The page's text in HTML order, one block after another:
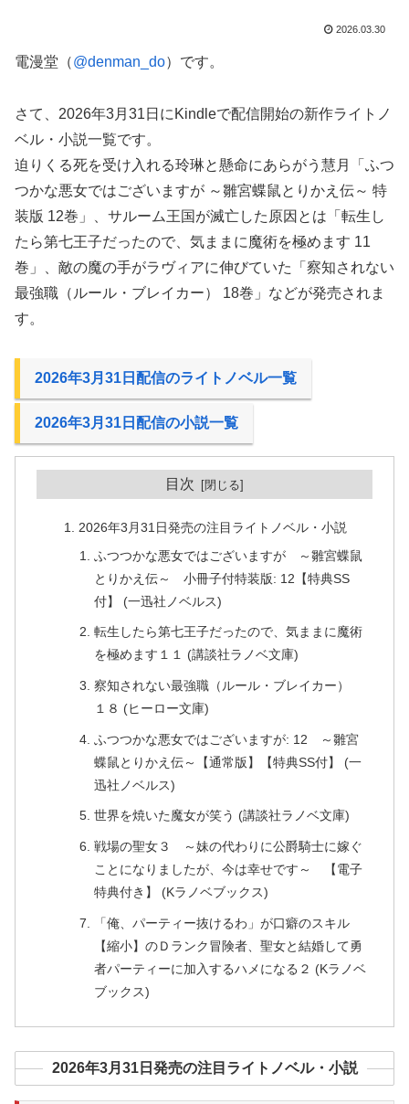
2026.03.30
電漫堂（@denman_do）です。
さて、2026年3月31日にKindleで配信開始の新作ライトノ
ベル・小説一覧です。
迫りくる死を受け入れる玲琳と懸命にあらがう慧月「ふつ
つかな悪女ではございますが ～雛宮蝶鼠とりかえ伝～ 特
装版 12巻」、サルーム王国が滅亡した原因とは「転生し
たら第七王子だったので、気ままに魔術を極めます 11
巻」、敵の魔の手がラヴィアに伸びていた「察知されない
最強職（ルール・ブレイカー） 18巻」などが発売されま
す。
2026年3月31日配信のライトノベル一覧
2026年3月31日配信の小説一覧
目次
2026年3月31日発売の注目ライトノベル・小説
ふつつかな悪女ではございますが ～雛宮蝶鼠
とりかえ伝～ 小冊子付特装版: 12【特典SS
付】 (一迅社ノベルス)
転生したら第七王子だったので、気ままに魔術
を極めます１１ (講談社ラノベ文庫)
察知されない最強職（ルール・ブレイカー）
１８ (ヒーロー文庫)
ふつつかな悪女ではございますが: 12 ～雛宮
蝶鼠とりかえ伝～【通常版】【特典SS付】 (一
迅社ノベルス)
世界を焼いた魔女が笑う (講談社ラノベ文庫)
戦場の聖女３ ～妹の代わりに公爵騎士に嫁ぐ
ことになりましたが、今は幸せです～ 【電子
特典付き】 (Kラノベブックス)
「俺、パーティー抜けるわ」が口癖のスキル
【縮小】のＤランク冒険者、聖女と結婚して勇
者パーティーに加入するハメになる２ (Kラノベ
ブックス)
2026年3月31日発売の注目ライトノベル・小説